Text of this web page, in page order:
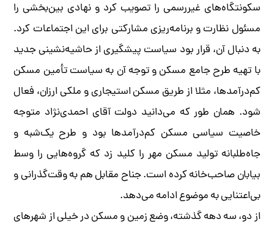
سکونتگاه‌های غیررسمی را تصویب کرد و نهادی بین‌بخشی را
مسئول نظارت و برنامه‌ریزی مشارکتی برای این اجتماعات کرد.
به دنبال آن، قرار بود سیاست پیشگیری از حاشیه‌نشینی جدید
با تهیه طرح جامع مسکن و توجه آن به سیاست تأمین مسکن
کم‌درآمدها، مثلا از طریق مسکن استیجاری و ملکی ارزان، فعال
شود. همان طور که می‌دانید دولت آقای احمدی‌نژاد متوجه
خاصیت سیاسی مسکن کم‌درآمدها بود و طرح یک‌شبه و
جاه‌طلبانه تولید مسکن مهر را کلید زد که گروه‌هایی را وسط
بیابان‌ صاحب‌خانه کرده است. جناح مقابل هم به وقت‌گذرانی و
بی‌اعتنایی به موضوع ادامه می‌دهد.
از دو، سه دهه گذشته، وضع زمین و مسکن در خیلی از شهرهای